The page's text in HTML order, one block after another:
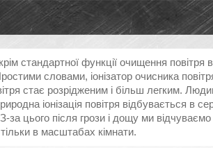
стандартної функції очищення повітря
словами, іонізатор очисника
стає розрідженим і більш легким.
іонізація повітря відбувається в
за цього після грози і дощу ми
в масштабах кімнати.